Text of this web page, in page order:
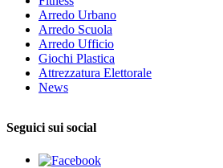
Arredo Urbano
Arredo Scuola
Arredo Ufficio
Giochi Plastica
Attrezzatura Elettorale
News
Seguici sui social